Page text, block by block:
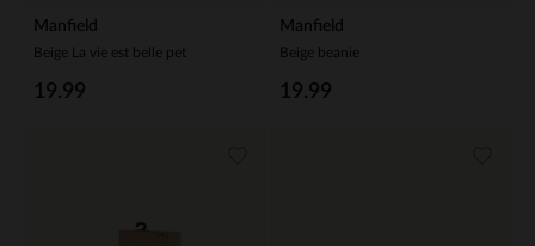
Manfield
Beige La vie est belle pet
19.99
Manfield
Beige beanie
19.99